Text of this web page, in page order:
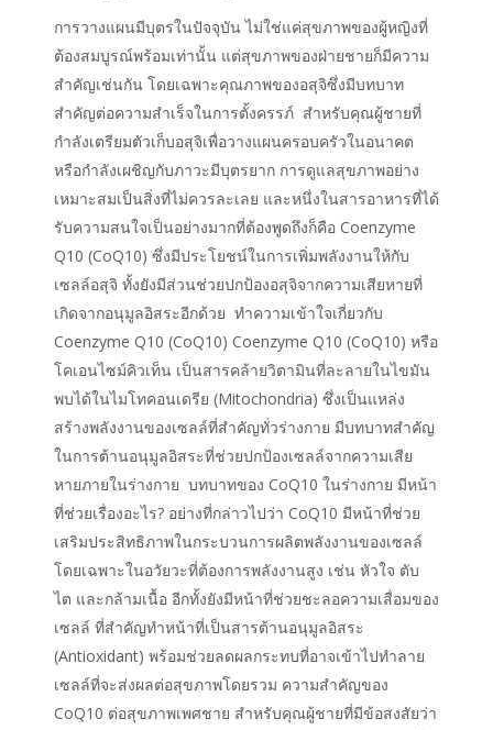
การวางแผนมีบุตรในปัจจุบัน ไม่ใช่แค่สุขภาพของผู้หญิงที่
ต้องสมบูรณ์พร้อมเท่านั้น แต่สุขภาพของฝ่ายชายก็มีความ
สำคัญเช่นกัน โดยเฉพาะคุณภาพของอสุจิซึ่งมีบทบาท
สำคัญต่อความสำเร็จในการตั้งครรภ์ สำหรับคุณผู้ชายที่
กำลังเตรียมตัวเก็บอสุจิเพื่อวางแผนครอบครัวในอนาคต
หรือกำลังเผชิญกับภาวะมีบุตรยาก การดูแลสุขภาพอย่าง
เหมาะสมเป็นสิ่งที่ไม่ควรละเลย และหนึ่งในสารอาหารที่ได้
รับความสนใจเป็นอย่างมากที่ต้องพูดถึงก็คือ Coenzyme
Q10 (CoQ10) ซึ่งมีประโยชน์ในการเพิ่มพลังงานให้กับ
เซลล์อสุจิ ทั้งยังมีส่วนช่วยปกป้องอสุจิจากความเสียหายที่
เกิดจากอนุมูลอิสระอีกด้วย ทำความเข้าใจเกี่ยวกับ
Coenzyme Q10 (CoQ10) Coenzyme Q10 (CoQ10) หรือ
โคเอนไซม์คิวเท็น เป็นสารคล้ายวิตามินที่ละลายในไขมัน
พบได้ในไมโทคอนเดรีย (Mitochondria) ซึ่งเป็นแหล่ง
สร้างพลังงานของเซลล์ที่สำคัญทั่วร่างกาย มีบทบาทสำคัญ
ในการต้านอนุมูลอิสระที่ช่วยปกป้องเซลล์จากความเสีย
หายภายในร่างกาย บทบาทของ CoQ10 ในร่างกาย มีหน้า
ที่ช่วยเรื่องอะไร? อย่างที่กล่าวไปว่า CoQ10 มีหน้าที่ช่วย
เสริมประสิทธิภาพในกระบวนการผลิตพลังงานของเซลล์
โดยเฉพาะในอวัยวะที่ต้องการพลังงานสูง เช่น หัวใจ ตับ
ไต และกล้ามเนื้อ อีกทั้งยังมีหน้าที่ช่วยชะลอความเสื่อมของ
เซลล์ ที่สำคัญทำหน้าที่เป็นสารต้านอนุมูลอิสระ
(Antioxidant) พร้อมช่วยลดผลกระทบที่อาจเข้าไปทำลาย
เซลล์ที่จะส่งผลต่อสุขภาพโดยรวม ความสำคัญของ
CoQ10 ต่อสุขภาพเพศชาย สำหรับคุณผู้ชายที่มีข้อสงสัยว่า